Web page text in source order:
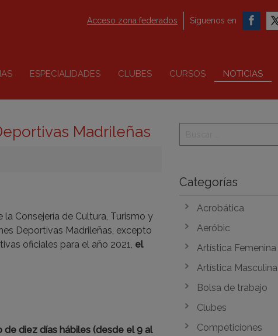
ESPECIALIDADES CLUBES CURSOS NOTICIAS
Acceso zona federados Síguenos en
Madrileñas
Consejería de Cultura, Turismo y
Deportivas Madrileñas, excepto
oficiales para el año 2021, el
diez días hábiles (desde el 9 al
Categorías
Acrobática
Aeróbic
Artística Femenina
Artística Masculina
Bolsa de trabajo
Clubes
Competiciones